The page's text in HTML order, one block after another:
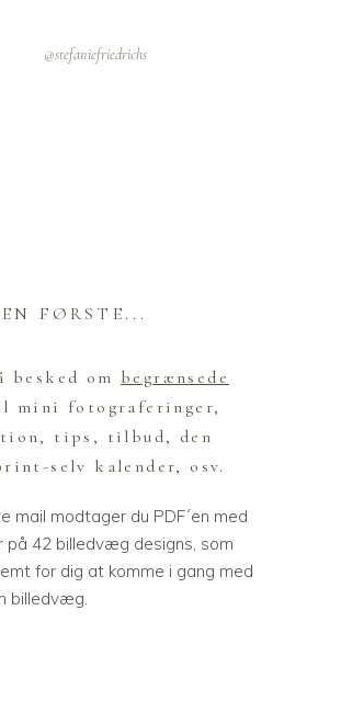
@stefaniefriedrichs
FØRSTE...
om begrænsede
mini fotograferinger,
tips, tilbud, den
selv kalender, osv.
mail modtager du PDF´en med
på 42 billedvæg designs, som
for dig at komme i gang med
billedvæg.